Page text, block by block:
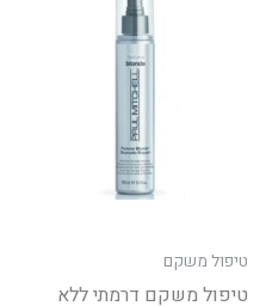
טיפול משקם
טיפול משקם דרמתי ללא